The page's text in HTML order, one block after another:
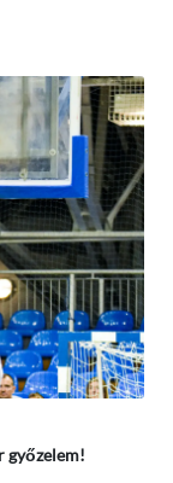
győzelem!